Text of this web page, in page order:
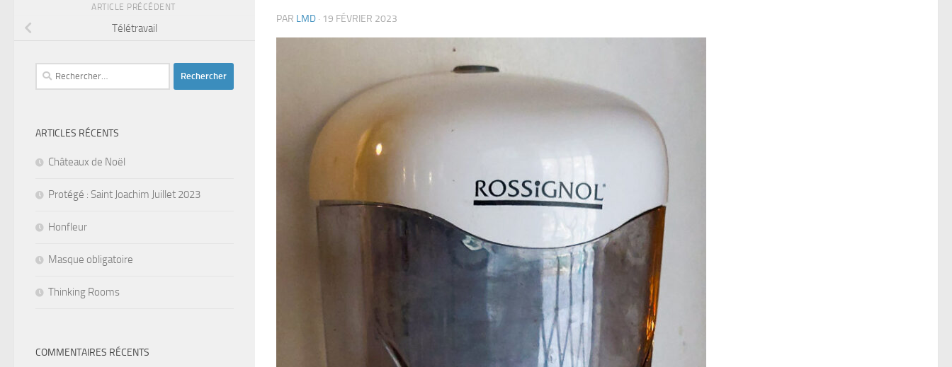
PAR LMD · 19 FÉVRIER 2023
ARTICLE PRÉCÉDENT
Télétravail
Rechercher :
ARTICLES RÉCENTS
Châteaux de Noël
Protégé : Saint Joachim Juillet 2023
Honfleur
Masque obligatoire
Thinking Rooms
COMMENTAIRES RÉCENTS